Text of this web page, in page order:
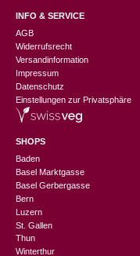
INFO & SERVICE
AGB
Widerrufsrecht
Versandinformation
Impressum
Datenschutz
Einstellungen zur Privatsphäre
SHOPS
Baden
Basel Marktgasse
Basel Gerbergasse
Bern
Luzern
St. Gallen
Thun
Winterthur